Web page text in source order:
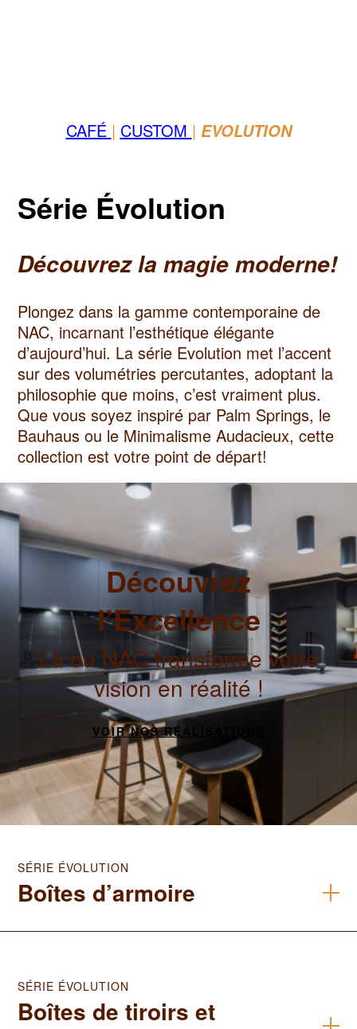
CAFÉ | CUSTOM | EVOLUTION
Série Évolution
Découvrez la magie moderne!
Plongez dans la gamme contemporaine de
NAC, incarnant l’esthétique élégante
d’aujourd’hui. La série Evolution met l’accent
sur des volumétries percutantes, adoptant la
philosophie que moins, c’est vraiment plus.
Que vous soyez inspiré par Palm Springs, le
Bauhaus ou le Minimalisme Audacieux, cette
collection est votre point de départ!
Découvrez
l’Excellence
Là où NAC transforme votre
vision en réalité !
VOIR NOS RÉALISATIONS
SÉRIE ÉVOLUTION
Boîtes d’armoire
SÉRIE ÉVOLUTION
Boîtes de tiroirs et